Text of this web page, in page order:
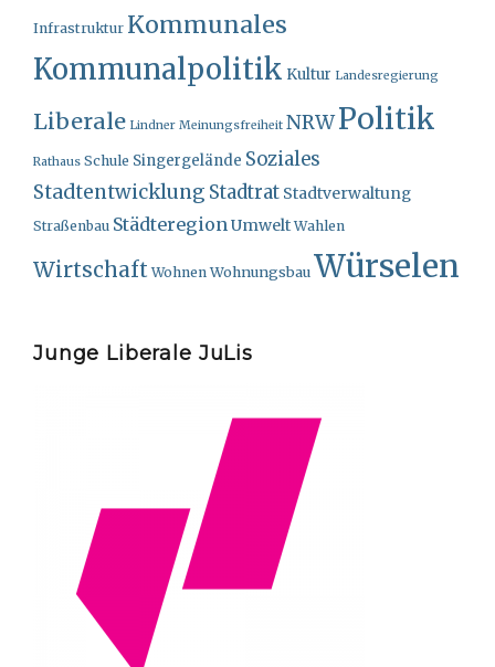
Infrastruktur Kommunales
Kommunalpolitik Kultur Landesregierung
Liberale Lindner Meinungsfreiheit NRWPolitik
Rathaus Schule Singergelände Soziales
Stadtentwicklung Stadtrat Stadtverwaltung
Straßenbau Städteregion Umwelt Wahlen
Wirtschaft Wohnen WohnungsbauWürselen
Junge Liberale JuLis